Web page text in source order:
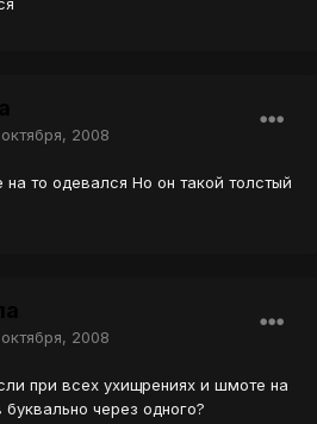
2008
то одевался Но он такой толстый
2008
при всех ухищрениях и шмоте на
через одного?